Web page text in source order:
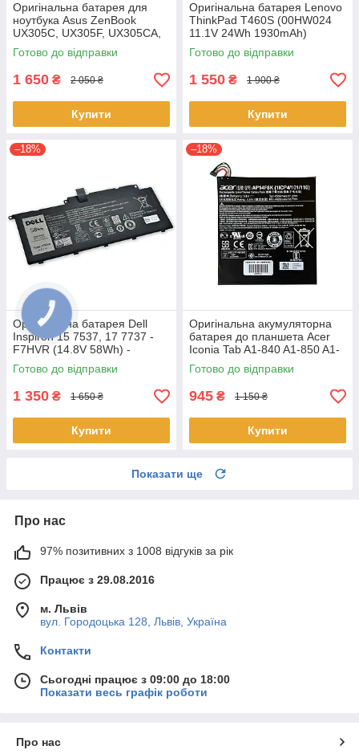
Оригінальна батарея для
ноутбука Asus ZenBook
UX305C, UX305F, UX305CA,
UX305FA - C31N1411 (+11.4 V
45Wh) АКБ
Готово до відправки
1 650 ₴ 2 050 ₴
Купити
Оригінальна батарея Lenovo
ThinkPad T460S (00HW024
11.1V 24Wh 1930mAh)
Акумулятор, АКБ для
ноутбука
Готово до відправки
1 550 ₴ 1 900 ₴
Купити
–18%
Оригінальна батарея Dell
Inspiron 15 7537, 17 7737 -
F7HVR (14.8V 58Wh) -
Акумулятор, АКБ
Готово до відправки
1 350 ₴ 1 650 ₴
Купити
–18%
Оригінальна акумуляторна
батарея до планшета Acer
Iconia Tab A1-840 A1-850 A1-
860 One 8 B1-810 B1-820 B1-
830 - AP14F8K
Готово до відправки
945 ₴ 1 150 ₴
Купити
Показати ще
Про нас
97% позитивних з 1008 відгуків за рік
Працює з 29.08.2016
м. Львів
вул. Городоцька 128, Львів, Україна
Контакти
Сьогодні працює з 09:00 до 18:00
Показати весь графік роботи
Про нас